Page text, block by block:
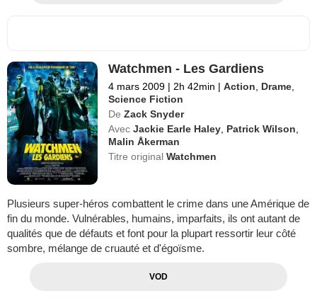
Watchmen - Les Gardiens
4 mars 2009 | 2h 42min | Action Drame
Science Fiction
De Zack Snyder
Avec Jackie Earle Haley Patrick Wilson
Malin Åkerman
Titre originalWatchmen
Plusieurs super-héros combattent le crime dans une Amérique de
fin du monde. Vulnérables, humains, imparfaits, ils ont autant de
qualités que de défauts et font pour la plupart ressortir leur côté
sombre, mélange de cruauté et d'égoïsme.
VOD